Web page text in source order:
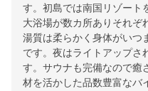
す。初島では南国リゾート
大浴場が数カ所ありそれぞ
湯質は柔らかく身体がいつ
です。夜はライトアップさ
す。サウナも完備なので癒
材を活かした品数豊富なバ